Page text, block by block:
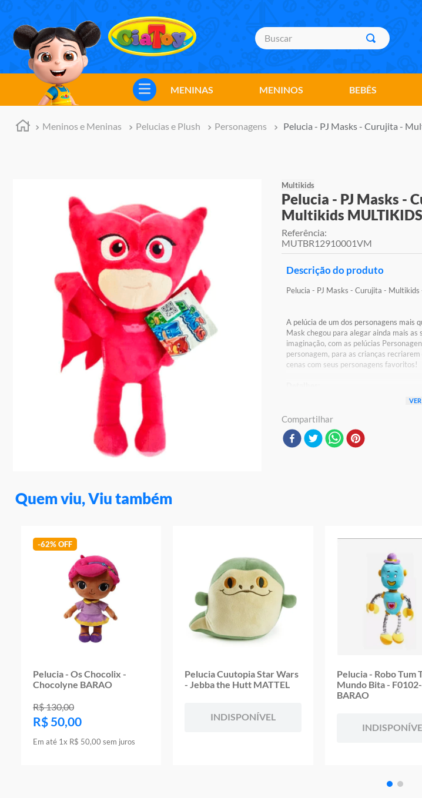
Buscar
MENINAS MENINOS BEBÊS
Meninos e Meninas Pelucias e Plush Personagens Pelucia - PJ Masks - Curujita -
Multikids
Pelucia - PJ Masks -
Multikids MULTIKIDS
Referência:
MUTBR12910001VM
Descrição do produto
Pelucia - PJ Masks - Curujita -
A pelúcia de um dos personagens mais
Mask chegou para alegar ainda mais
imaginação, com as pelúcias
personagem, para as crianças
cenas com seus personagens favoritos!
Características:
Conteúdo da embalagem: 1 Pelúcia PJ
Composição/Material: Pano
Compartilhar
Quem viu, Viu também
-62%
Pelucia - Os Chocolix -
Chocolyne BARAO
R$130,00
R$ 50,00
Em até 1x R$ 50,00 sem juros
Pelucia Cuutopia Star Wars
- Jebba the Hutt MATTEL
INDISPONÍVEL
Pelucia - Robo Tum
Mundo Bita -
BARAO
TERMOS MAIS BUSCADOS
meninos
marvel legends
barbie